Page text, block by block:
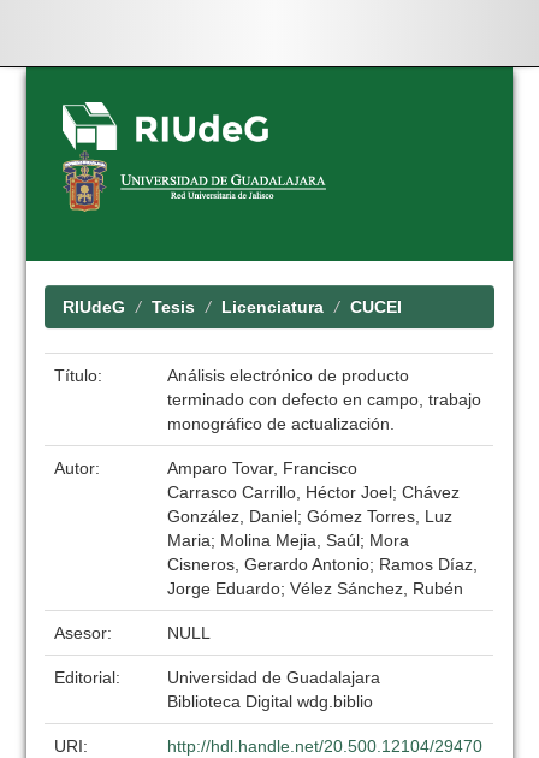
Skip
navigation
RIUdeG Tesis Licenciatura CUCEI
Título:
Análisis electrónico de producto
terminado con defecto en campo, trabajo
monográfico de actualización.
Autor:
Amparo Tovar, Francisco
Carrasco Carrillo, Héctor Joel; Chávez
González, Daniel; Gómez Torres, Luz
Maria; Molina Mejia, Saúl; Mora
Cisneros, Gerardo Antonio; Ramos Díaz,
Jorge Eduardo; Vélez Sánchez, Rubén
Asesor: NULL
Editorial:
Universidad de Guadalajara
Biblioteca Digital wdg.biblio
URI:
http://hdl.handle.net/20.500.12104/29470